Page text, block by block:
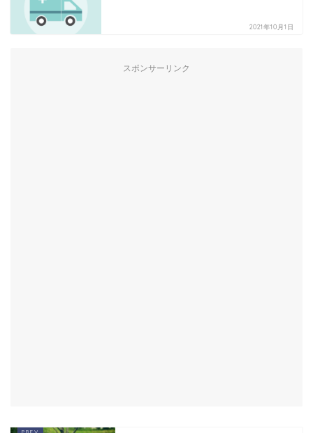
2021年10月1日
スポンサーリンク